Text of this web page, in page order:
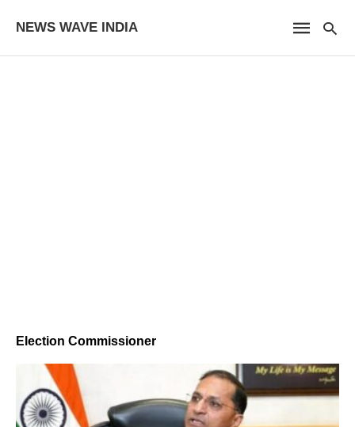
NEWS WAVE INDIA
Election Commissioner